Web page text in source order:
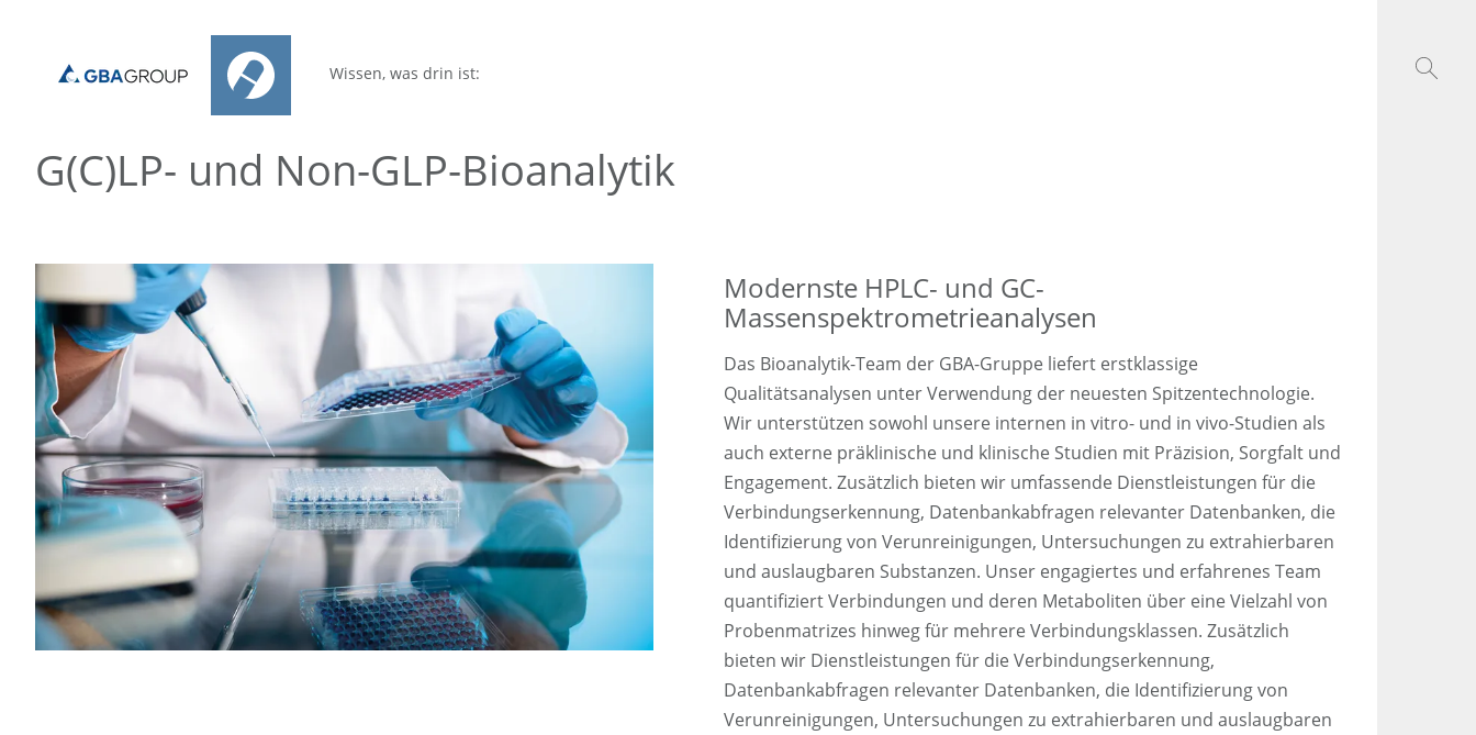
Wissen, was drin ist:
G(C)LP- und Non-GLP-Bioanalytik
Modernste HPLC- und GC-
Massenspektrometrieanalysen
Das Bioanalytik-Team der GBA-Gruppe liefert erstklassige
Qualitätsanalysen unter Verwendung der neuesten Spitzentechnologie.
Wir unterstützen sowohl unsere internen in vitro- und in vivo-Studien als
auch externe präklinische und klinische Studien mit Präzision, Sorgfalt und
Engagement. Zusätzlich bieten wir umfassende Dienstleistungen für die
Verbindungserkennung, Datenbankabfragen relevanter Datenbanken, die
Identifizierung von Verunreinigungen, Untersuchungen zu extrahierbaren
und auslaugbaren Substanzen. Unser engagiertes und erfahrenes Team
quantifiziert Verbindungen und deren Metaboliten über eine Vielzahl von
Probenmatrizes hinweg für mehrere Verbindungsklassen. Zusätzlich
bieten wir Dienstleistungen für die Verbindungserkennung,
Datenbankabfragen relevanter Datenbanken, die Identifizierung von
Verunreinigungen, Untersuchungen zu extrahierbaren und auslaugbaren